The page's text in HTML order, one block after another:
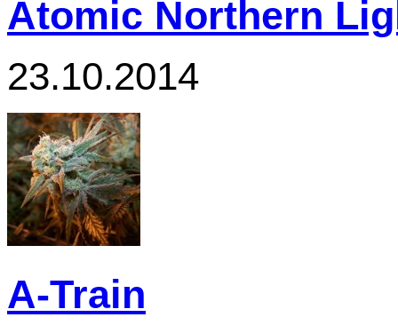
Atomic Northern
23.10.2014
A-Train